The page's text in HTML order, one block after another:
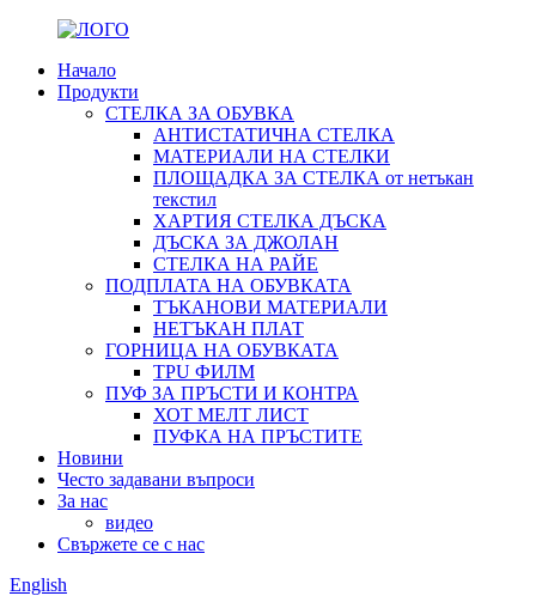
Начало
Продукти
СТЕЛКА ЗА ОБУВКА
АНТИСТАТИЧНА СТЕЛКА
МАТЕРИАЛИ НА СТЕЛКИ
ПЛОЩАДКА ЗА СТЕЛКА от нетъкан
текстил
ХАРТИЯ СТЕЛКА ДЪСКА
ДЪСКА ЗА ДЖОЛАН
СТЕЛКА НА РАЙЕ
ПОДПЛАТА НА ОБУВКАТА
ТЪКАНОВИ МАТЕРИАЛИ
НЕТЪКАН ПЛАТ
ГОРНИЦА НА ОБУВКАТА
TPU ФИЛМ
ПУФ ЗА ПРЪСТИ И КОНТРА
ХОТ МЕЛТ ЛИСТ
ПУФКА НА ПРЪСТИТЕ
Новини
Често задавани въпроси
За нас
видео
Свържете се с нас
English